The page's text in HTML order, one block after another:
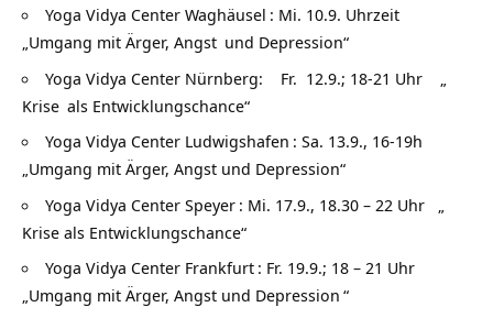
Yoga Vidya Center Waghäusel : Mi. 10.9. Uhrzeit
„Umgang mit Ärger, Angst und Depression“
Yoga Vidya Center Nürnberg: Fr. 12.9.; 18-21 Uhr „
Krise als Entwicklungschance“
Yoga Vidya Center Ludwigshafen : Sa. 13.9., 16-19h
„Umgang mit Ärger, Angst und Depression“
Yoga Vidya Center Speyer : Mi. 17.9., 18.30 – 22 Uhr „
Krise als Entwicklungschance“
Yoga Vidya Center Frankfurt : Fr. 19.9.; 18 – 21 Uhr
„Umgang mit Ärger, Angst und Depression “